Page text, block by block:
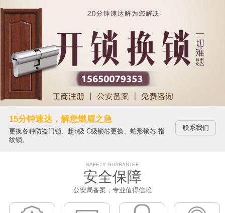
15分钟速达，解您燃眉之急
更换各种防盗门锁、超b级 C级锁芯更换、蛇形锁芯 指
纹锁。
联系我们
SAFETY GUARANTEE
安全保障
公安局备案，专业值得信赖